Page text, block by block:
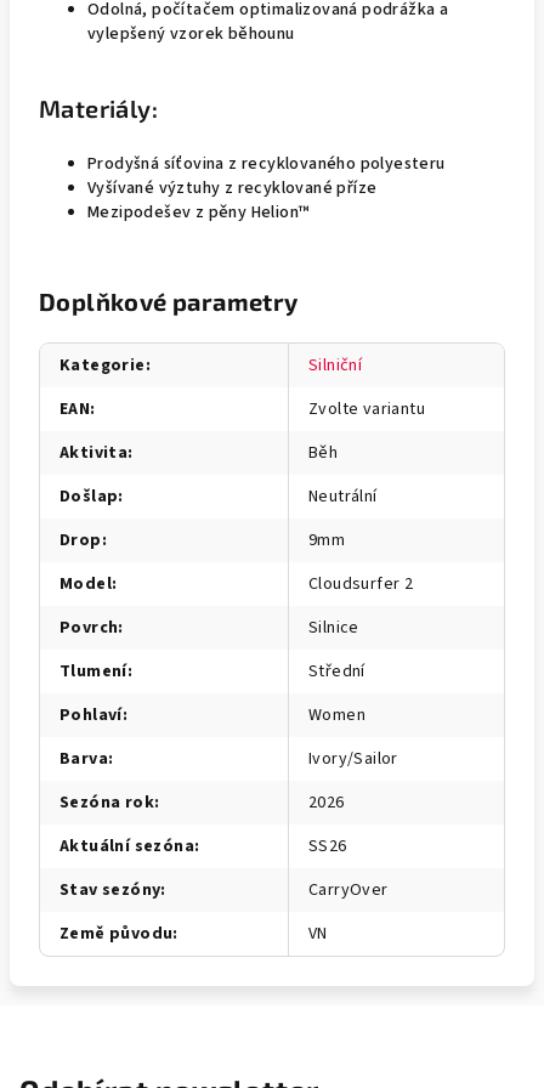
Odolná, počítačem optimalizovaná podrážka a
vylepšený vzorek běhounu
Materiály:
Prodyšná síťovina z recyklovaného polyesteru
Vyšívané výztuhy z recyklované příze
Mezipodešev z pěny Helion™
Doplňkové parametry
Kategorie:
Silniční
EAN:
Zvolte variantu
Aktivita:
Běh
Došlap:
Neutrální
Drop:
9mm
Model:
Cloudsurfer 2
Povrch:
Silnice
Tlumení:
Střední
Pohlaví:
Women
Barva:
Ivory/Sailor
Sezóna rok:
2026
Aktuální sezóna:
SS26
Stav sezóny:
CarryOver
Země původu: VN